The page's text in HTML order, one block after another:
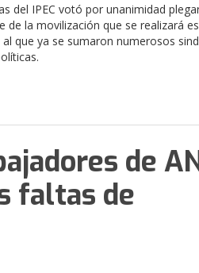
del IPEC votó por unanimidad
la movilización que se realizará
que ya se sumaron numerosos
de
faltas de